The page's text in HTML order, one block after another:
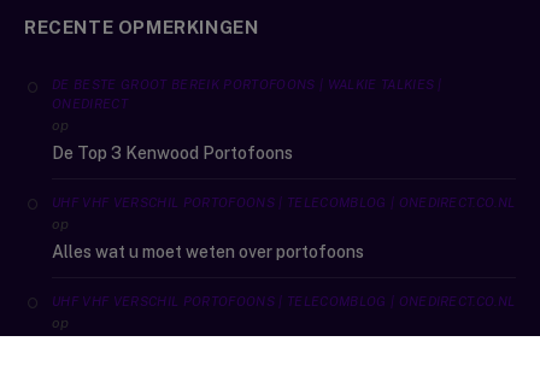
RECENTE OPMERKINGEN
DE BESTE GROOT BEREIK PORTOFOONS | WALKIE TALKIES |
ONEDIRECT
op
De Top 3 Kenwood Portofoons
UHF VHF VERSCHIL PORTOFOONS | TELECOMBLOG | ONEDIRECT.CO.NL
op
Alles wat u moet weten over portofoons
UHF VHF VERSCHIL PORTOFOONS | TELECOMBLOG | ONEDIRECT.CO.NL
op